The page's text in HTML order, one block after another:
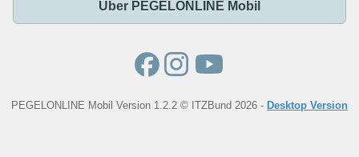
Über PEGELONLINE Mobil
PEGELONLINE Mobil Version 1.2.2 © ITZBund 2026 - Desktop Version